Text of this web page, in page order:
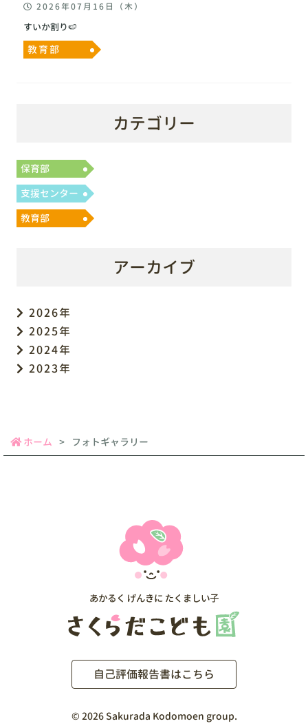
2026年07月16日（木）
すいか割り🍉
教育部
カテゴリー
保育部
支援センター
教育部
アーカイブ
2026年
2025年
2024年
2023年
ホーム フォトギャラリー
自己評価報告書はこちら
© 2026 Sakurada Kodomoen group.